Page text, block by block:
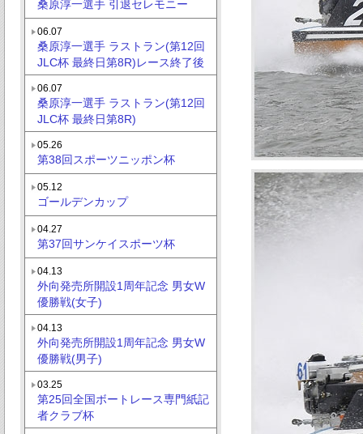
桑原淳一選手 引退セレモニー
06.07
桑原淳一選手 ラストラン(第12回
JLC杯 最終日第8R)レース終了後
06.07
桑原淳一選手 ラストラン(第12回
JLC杯 最終日第8R)
05.26
第38回スポーツニッポン杯
05.12
ゴールデンカップ
04.27
第37回サンケイスポーツ杯
04.13
外向発売所開設1周年記念 男女W
優勝戦(女子)
04.13
外向発売所開設1周年記念 男女W
優勝戦(男子)
03.25
第25回全国ボートレース専門紙記
者クラブ杯